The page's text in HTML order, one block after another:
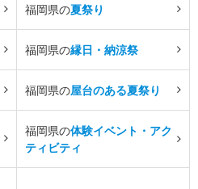
福岡県の夏祭り
福岡県の縁日・納涼祭
福岡県の屋台のある夏祭り
福岡県の体験イベント・アク
ティビティ